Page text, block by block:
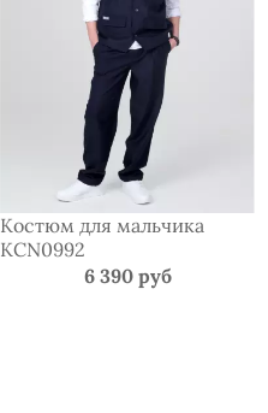
Костюм для мальчика
KCN0992
6 390 руб